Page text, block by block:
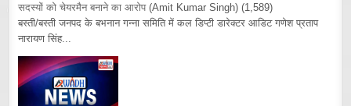
सदस्यों को चेयरमैन बनाने का आरोप (Amit Kumar Singh) (1,589)
बस्ती/बस्ती जनपद के बभनान गन्ना समिति में कल डिप्टी डारेक्टर आडिट गणेश प्रताप
नारायण सिंह...